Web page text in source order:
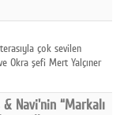
pazarlarda
çok sevilen
Okra şefi Mert Yalçıner
Navi'nin “Markalı